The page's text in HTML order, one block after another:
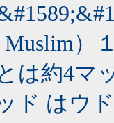
Muslim）
は約4マ
ド はウ